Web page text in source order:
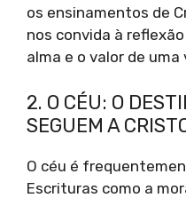
os ensinamentos de
nos convida à
alma e o valor de
2. O CÉU: O
SEGUEM A
O céu é
Escrituras como a